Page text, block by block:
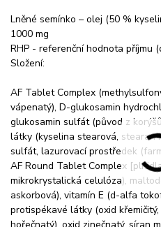
Lněné semínko – olej (50 %
1000 mg
RHP - referenční hodnota příjmu
Složení:
AF Tablet Complex
vápenatý), D-glukosamin
glukosamin sulfát (původ z
látky (kyselina stearová, stearan
sulfát, lazurovací prostředek
AF Round Tablet Complex
mikrokrystalická celulóza),
askorbová), vitamín E (d-alfa
protispékavé látky (oxid